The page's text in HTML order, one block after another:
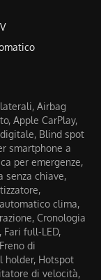
Airbag
Apple CarPlay,
Blind spot
smartphone a
per emergenze,
senza chiave,
clima,
Cronologia
Fari full-LED,
di
holder, Hotspot
di velocità,